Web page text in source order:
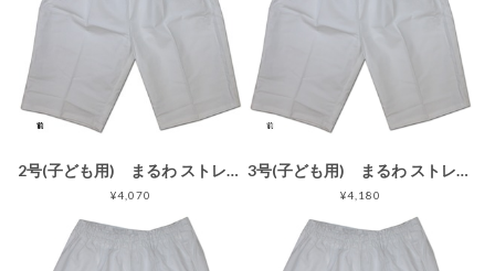
2号(子ども用) まるわ ストレッチ半股引ゴム 白
¥4,070
3号(子ども用) まるわ ストレッチ半股引ゴム 白
¥4,180